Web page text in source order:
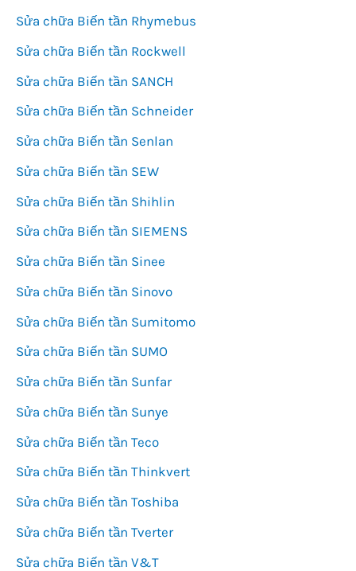
Sửa chữa Biến tần Rhymebus
Sửa chữa Biến tần Rockwell
Sửa chữa Biến tần SANCH
Sửa chữa Biến tần Schneider
Sửa chữa Biến tần Senlan
Sửa chữa Biến tần SEW
Sửa chữa Biến tần Shihlin
Sửa chữa Biến tần SIEMENS
Sửa chữa Biến tần Sinee
Sửa chữa Biến tần Sinovo
Sửa chữa Biến tần Sumitomo
Sửa chữa Biến tần SUMO
Sửa chữa Biến tần Sunfar
Sửa chữa Biến tần Sunye
Sửa chữa Biến tần Teco
Sửa chữa Biến tần Thinkvert
Sửa chữa Biến tần Toshiba
Sửa chữa Biến tần Tverter
Sửa chữa Biến tần V&T